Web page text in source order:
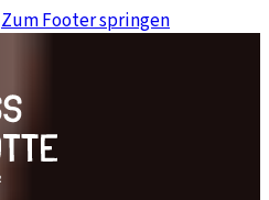
Zum Footer springen